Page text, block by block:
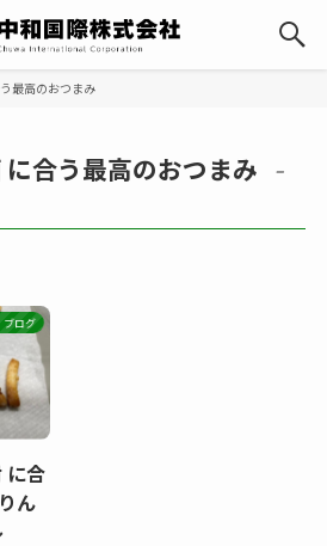
最高のおつまみ
合う最高のおつまみ
–
ブログ
に合
ん